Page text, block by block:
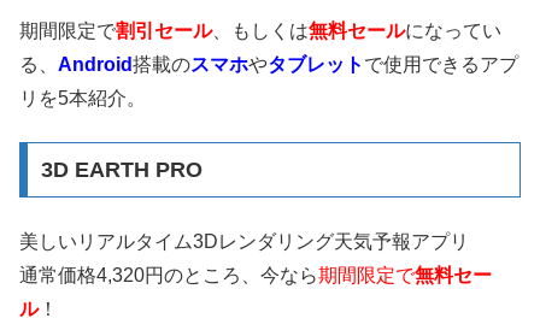
期間限定で割引セール、もしくは無料セールになってい
る、 Android搭載のスマホやタブレット で使用できるアプ
リを5本紹介。
3D EARTH PRO
美しいリアルタイム3Dレンダリング天気予報アプリ
通常価格4,320円のところ、今なら期間限定で無料セー
ル！